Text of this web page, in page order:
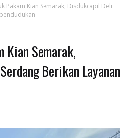
Pakam Kian Semarak, Disdukcapil Deli
Kian Semarak,
Berikan Layanan